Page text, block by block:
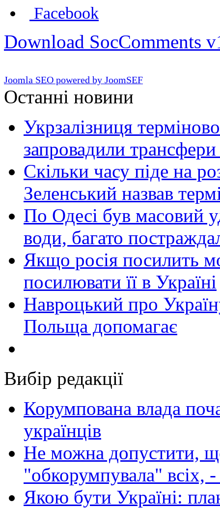
Facebook
Download SocComments
Joomla SEO powered by JoomSEF
Останні новини
Укрзалізниця
запровадили
Скільки часу піде на
Зеленський назвав
По Одесі був масовий
води, багато
Якщо росія посилить
посилювати її в Україні
Навроцький про
Польща допомагає
Вибір редакції
Корумпована влада
українців
Не можна допустити,
"обкорумпувала" всіх,
Якою бути Україні: